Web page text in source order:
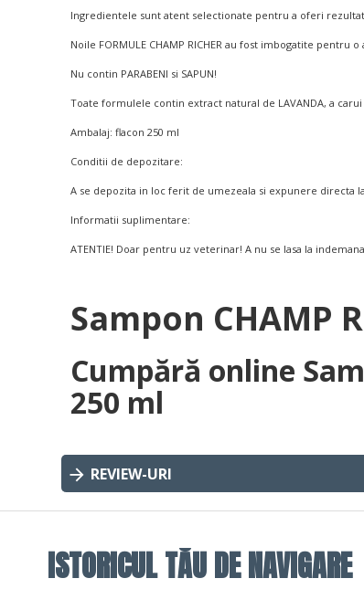
Ingredientele sunt atent selectionate pentru a oferi
Noile FORMULE CHAMP RICHER au fost imbogatite
Nu contin PARABENI si SAPUN!
Toate formulele contin extract natural de LAVANDA, a
Ambalaj: flacon 250 ml
Conditii de depozitare:
A se depozita in loc ferit de umezeala si expunere directa
Informatii suplimentare:
ATENTIE! Doar pentru uz veterinar! A nu se lasa la
Sampon CHAMP
Cumpără online
250 ml
REVIEW-URI
ISTORICUL TĂU DE NAVIGARE